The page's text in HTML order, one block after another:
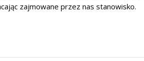
zajmowane przez nas stanowisko.